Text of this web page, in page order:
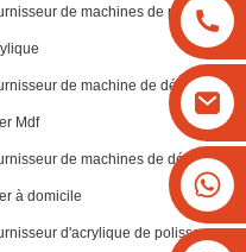
de machines de polissage
de machine de découpe
Mdf
de machines de découpe
à domicile
d'acrylique de polissage